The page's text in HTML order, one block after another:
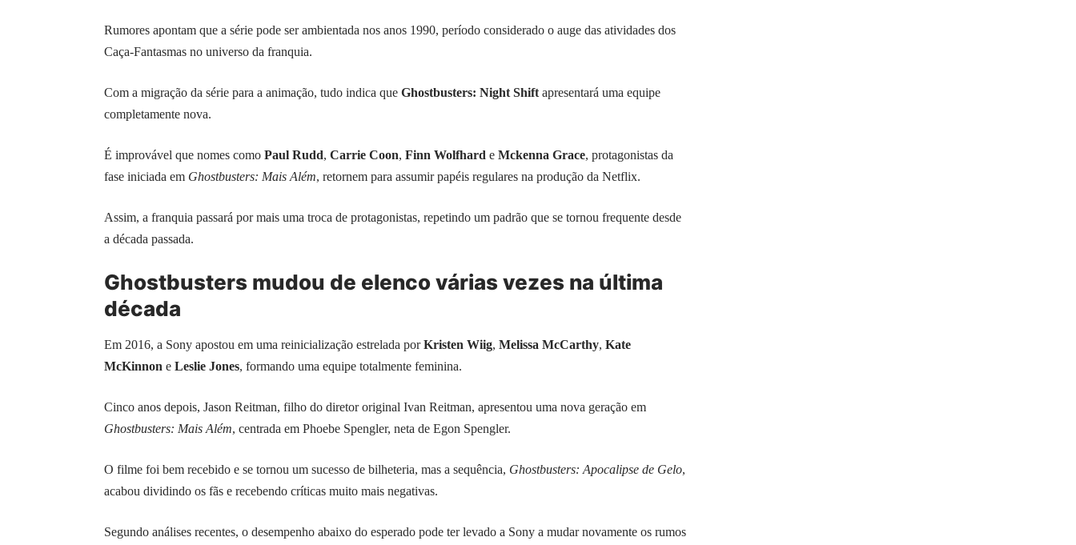
Rumores apontam que a série pode ser ambientada nos anos 1990, período considerado o auge das atividades dos
Caça-Fantasmas no universo da franquia.
Com a migração da série para a animação, tudo indica que Ghostbusters: Night Shift apresentará uma equipe
completamente nova.
É improvável que nomes como Paul Rudd, Carrie Coon, Finn Wolfhard e Mckenna Grace, protagonistas da
fase iniciada em Ghostbusters: Mais Além, retornem para assumir papéis regulares na produção da Netflix.
Assim, a franquia passará por mais uma troca de protagonistas, repetindo um padrão que se tornou frequente desde
a década passada.
Ghostbusters mudou de elenco várias vezes na última
década
Em 2016, a Sony apostou em uma reinicialização estrelada porKristen Wiig, Melissa McCarthy, Kate
McKinnon e Leslie Jones, formando uma equipe totalmente feminina.
Cinco anos depois, Jason Reitman, filho do diretor original Ivan Reitman, apresentou uma nova geração em
Ghostbusters: Mais Além, centrada em Phoebe Spengler, neta de Egon Spengler.
O filme foi bem recebido e se tornou um sucesso de bilheteria, mas a sequência, Ghostbusters: Apocalipse de Gelo,
acabou dividindo os fãs e recebendo críticas muito mais negativas.
Segundo análises recentes, o desempenho abaixo do esperado pode ter levado a Sony a mudar novamente os rumos